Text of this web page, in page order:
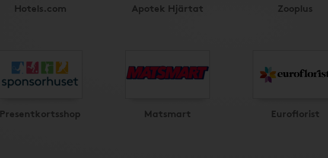
Hotels.com Apotek Hjärtat Zooplus
Presentkortsshop Matsmart Euroflorist